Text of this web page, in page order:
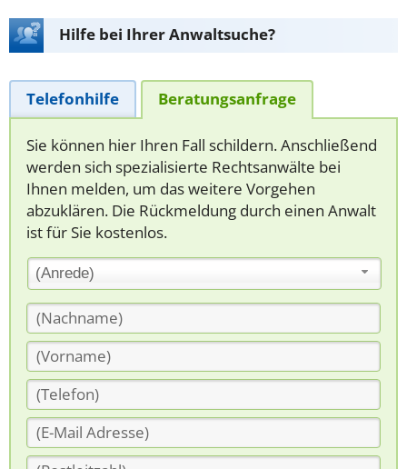
Hilfe bei Ihrer Anwaltsuche?
Telefonhilfe Beratungsanfrage
Sie können hier Ihren Fall schildern. Anschließend
werden sich spezialisierte Rechtsanwälte bei
Ihnen melden, um das weitere Vorgehen
abzuklären. Die Rückmeldung durch einen Anwalt
ist für Sie kostenlos.
(Anrede)